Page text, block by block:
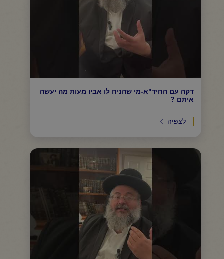
דקה עם החיד"א-מי שהניח לו אביו מעות מה יעשה
איתם ?
לצפיה